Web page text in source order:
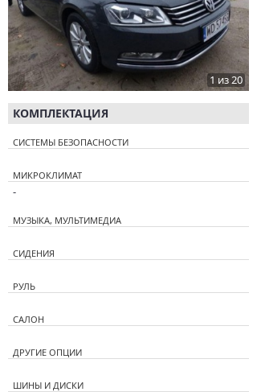
1 из 20
КОМПЛЕКТАЦИЯ
СИСТЕМЫ БЕЗОПАСНОСТИ
МИКРОКЛИМАТ
-
МУЗЫКА, МУЛЬТИМЕДИА
СИДЕНИЯ
РУЛЬ
САЛОН
ДРУГИЕ ОПЦИИ
ШИНЫ И ДИСКИ